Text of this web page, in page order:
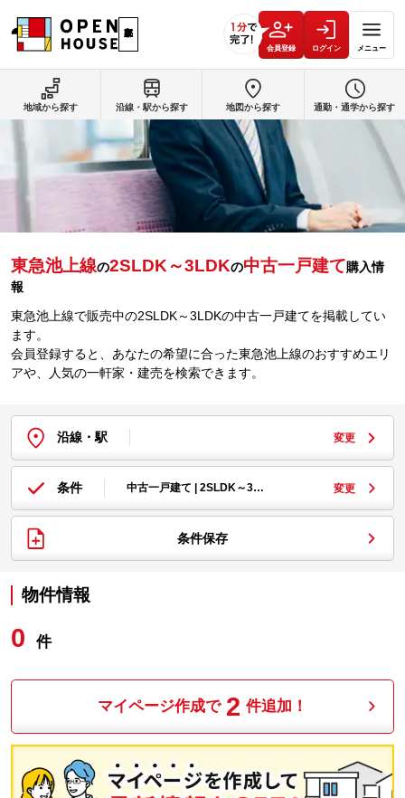
会員登録 ログイン メニュー
東急池上線の2SLDK～3LDKの中古一戸建て購入情
報
東急池上線で販売中の2SLDK～3LDKの中古一戸建てを掲載してい
ます。
会員登録すると、あなたの希望に合った東急池上線のおすすめエリ
アや、人気の一軒家・建売を検索できます。
沿線・駅 変更
条件 中古一戸建て | 2SLDK～3… 変更
条件保存
物件情報
0 件
マイページ作成で 2 件追加！
地域から探す 沿線・駅から探す 地図から探す 通勤・通学から探す